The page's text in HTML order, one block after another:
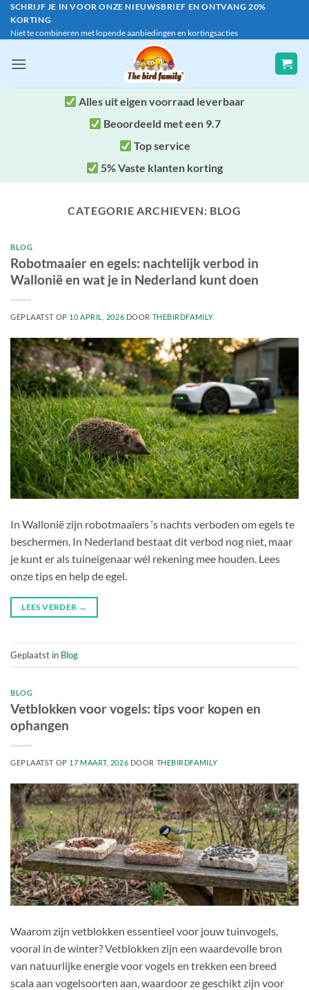
Ga
naar
inhoud
SCHRIJF JE IN VOOR ONZE NIEUWSBRIEF EN ONTVANG 20%
KORTING
Niet te combineren met lopende aanbiedingen en kortingsacties
Alles uit eigen voorraad leverbaar
Beoordeeld met een 9.7
Top service
5% Vaste klanten korting
CATEGORIE ARCHIEVEN: BLOG
BLOG
Robotmaaier en egels: nachtelijk verbod in
Wallonië en wat je in Nederland kunt doen
GEPLAATST OP 10 APRIL, 2026 DOOR THEBIRDFAMILY
In Wallonië zijn robotmaaiers ‘s nachts verboden om egels te
beschermen. In Nederland bestaat dit verbod nog niet, maar
je kunt er als tuineigenaar wél rekening mee houden. Lees
onze tips en help de egel.
LEES VERDER →
Geplaatst in Blog
BLOG
Vetblokken voor vogels: tips voor kopen en
ophangen
GEPLAATST OP 17 MAART, 2026 DOOR THEBIRDFAMILY
Waarom zijn vetblokken essentieel voor jouw tuinvogels,
vooral in de winter? Vetblokken zijn een waardevolle bron
van natuurlijke energie voor vogels en trekken een breed
scala aan vogelsoorten aan, waardoor ze geschikt zijn voor